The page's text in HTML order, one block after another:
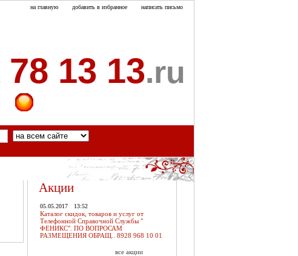
на главную добавить в избранное написать письмо
78 13 13.ru
Акции
05.05.2017 13:52
Каталог скидок, товаров и услуг от
Телефонной Справочной Службы "
ФЕНИКС". ПО ВОПРОСАМ
РАЗМЕЩЕНИЯ ОБРАЩ.. 8928 968 10 01
все акции